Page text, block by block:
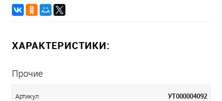
ХАРАКТЕРИСТИКИ:
Прочие
Артикул УТ000004092